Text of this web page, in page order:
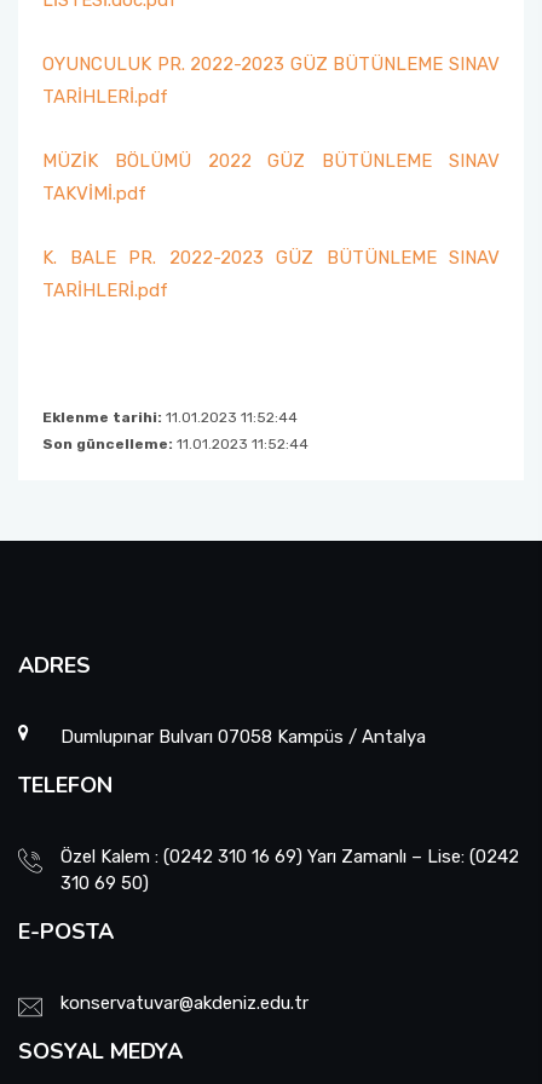
OYUNCULUK PR. 2022-2023 GÜZ BÜTÜNLEME SINAV
TARİHLERİ.pdf
MÜZİK BÖLÜMÜ 2022 GÜZ BÜTÜNLEME SINAV
TAKVİMİ.pdf
K. BALE PR. 2022-2023 GÜZ BÜTÜNLEME SINAV
TARİHLERİ.pdf
Eklenme tarihi: 11.01.2023 11:52:44
Son güncelleme: 11.01.2023 11:52:44
ADRES
Dumlupınar Bulvarı 07058 Kampüs / Antalya
TELEFON
Özel Kalem : (0242 310 16 69) Yarı Zamanlı – Lise: (0242
310 69 50)
E-POSTA
konservatuvar@akdeniz.edu.tr
SOSYAL MEDYA
Temel Kulak Eğitimi
Mezun Takip Komisyonu
Tanıtım ve Medya Koordinatörlüğü
Ölçme ve Değerlendirme Komisyonu